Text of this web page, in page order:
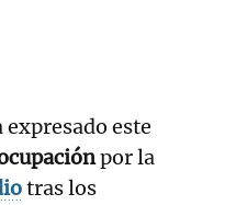
expresado este
por la
tras los